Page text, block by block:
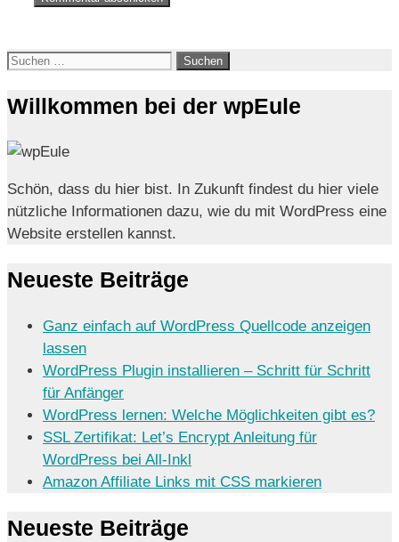
Suchen
Willkommen bei der wpEule
Schön, dass du hier bist. In Zukunft findest du hier viele
nützliche Informationen dazu, wie du mit WordPress eine
Website erstellen kannst.
Neueste Beiträge
Ganz einfach auf WordPress Quellcode anzeigen
lassen
WordPress Plugin installieren – Schritt für Schritt
für Anfänger
WordPress lernen: Welche Möglichkeiten gibt es?
SSL Zertifikat: Let’s Encrypt Anleitung für
WordPress bei All-Inkl
Amazon Affiliate Links mit CSS markieren
Neueste Beiträge